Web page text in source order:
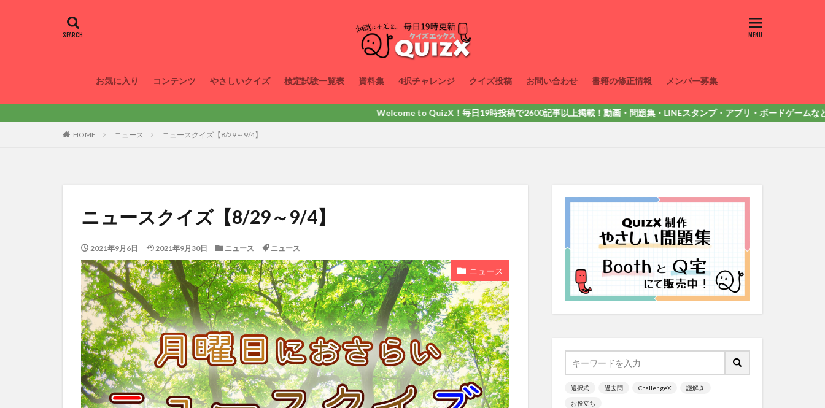
お気に入り コンテンツ やさしいクイズ 検定試験一覧表 資料集 4択チャレンジ クイズ投稿 お問い合わせ 書籍の修正情報 メンバー募集
Welcome to QuizX！毎日19時投稿で2600記事以上掲載！動画・問題集・LINEスタンプ・アプリ・ボードゲームなど色々出していま
HOME ニュース ニュースクイズ【8/29～9/4】
ニュースクイズ【8/29～9/4】
2021年9月6日 2021年9月30日 ニュース ニュース
ニュース
選択式 過去問 ChallengeX 謎解き
お役立ち